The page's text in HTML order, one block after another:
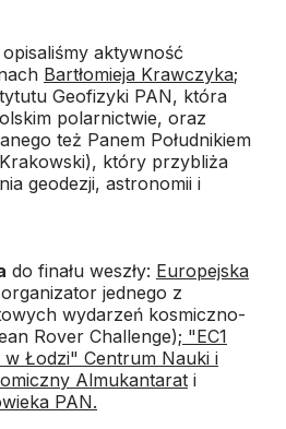
opisaliśmy aktywność
Bartłomieja Krawczyka;
Geofizyki PAN, która
polarnictwie, oraz
też Panem Południkiem
który przybliża
geodezji, astronomii i
do finału weszły: Europejska
jednego z
wydarzeń kosmiczno-
Rover Challenge); "EC1
Łodzi" Centrum Nauki i
Almukantarat i
PAN.